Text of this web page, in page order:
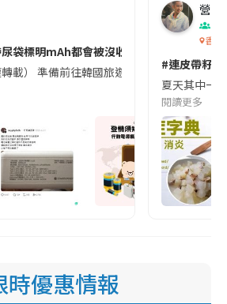
袋標明mAh都會被沒收😱出發前切記檢查
轉載） 準備前往韓國旅遊的民眾，近期要
營養
香港
#連皮帶籽
夏天其中一
閱讀更多
時優惠情報